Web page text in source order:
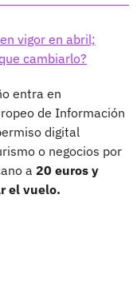
vigor en abril;
cambiarlo?
entra en
de Información
digital
o negocios por
a 20 euros y
el vuelo.